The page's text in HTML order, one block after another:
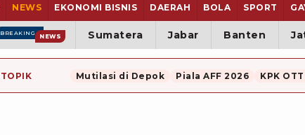
NEWS EKONOMI BISNIS DAERAH BOLA SPORT
BREAKING NEWS Sumatera Jabar Banten
TOPIK Mutilasi di Depok Piala AFF 2026 KPK